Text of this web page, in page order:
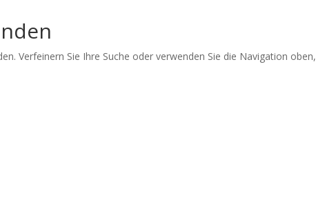
Verfeinern Sie Ihre Suche oder verwenden Sie die Navigation oben,